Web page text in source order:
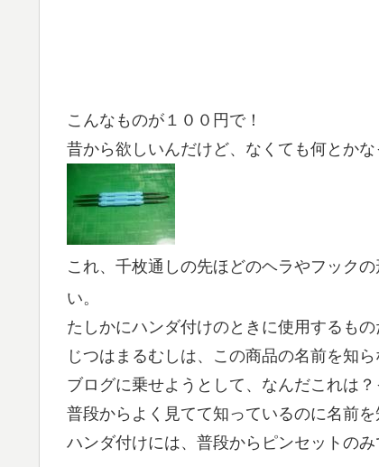
こんなものが１００円で！
昔から欲しいんだけど、なくても何とか
これ、千枚通しの先ほどのヘラやフックの
い。
たしかにハンダ付けのときに使用するもの
じつはまるむしは、この商品の名前を知ら
ブログに乗せようとして、なんだこれは
普段からよく見てて知っているのに名前
ハンダ付けには、普段からピンセットの